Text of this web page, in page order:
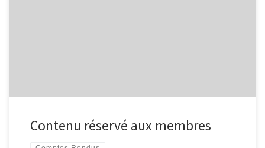
Contenu réservé aux membres